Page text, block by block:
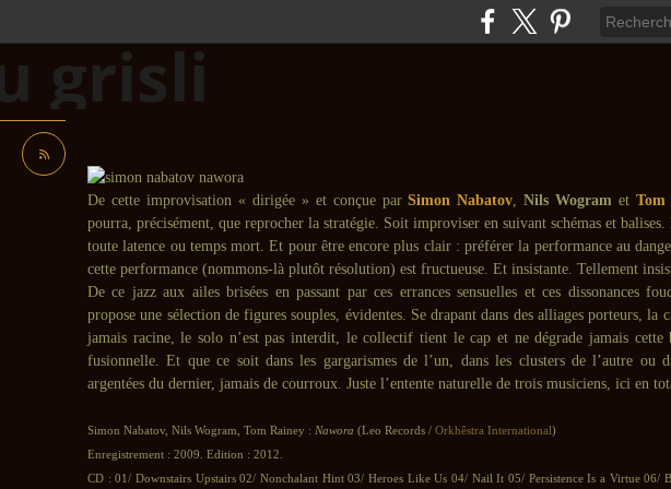
De cette improvisation « dirigée » et conçue parSimon Nabatov, Nils Wogram et Tom
pourra, précisément, que reprocher la stratégie. Soit improviser en suivant schémas et
toute latence ou temps mort. Et pour être encore plus clair : préférer la performance au
cette performance (nommons-là plutôt résolution) est fructueuse. Et insistante. Tellement
De ce jazz aux ailes brisées en passant par ces errances sensuelles et ces dissonances
propose une sélection de figures souples, évidentes. Se drapant dans des alliages porteurs, la
jamais racine, le solo n’est pas interdit, le collectif tient le cap et ne dégrade jamais cette
fusionnelle. Et que ce soit dans les gargarismes de l’un, dans les clusters de l’autre ou
argentées du dernier, jamais de courroux. Juste l’entente naturelle de trois musiciens, ici en
Simon Nabatov, Nils Wogram, Tom Rainey : Nawora (Leo Records / Orkhêstra International)
Enregistrement : 2009. Edition : 2012.
CD : 01/ Downstairs Upstairs 02/ Nonchalant Hint 03/ Heroes Like Us 04/ Nail It 05/ Persistence Is a Virtue 06/